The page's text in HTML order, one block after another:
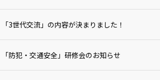
「3世代交流」の内容が決まりました！
「防犯・交通安全」研修会のお知らせ